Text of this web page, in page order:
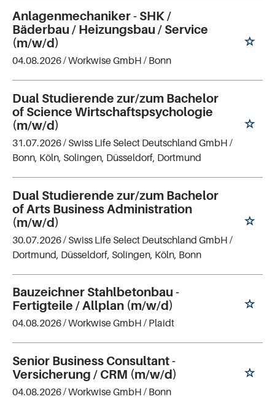
Anlagenmechaniker - SHK /
Bäderbau / Heizungsbau / Service
(m/w/d)
04.08.2026 /Workwise GmbH / Bonn
Dual Studierende zur/zum Bachelor
of Science Wirtschaftspsychologie
(m/w/d)
31.07.2026 / Swiss Life Select Deutschland GmbH /
Bonn, Köln, Solingen, Düsseldorf, Dortmund
Dual Studierende zur/zum Bachelor
of Arts Business Administration
(m/w/d)
30.07.2026 / Swiss Life Select Deutschland GmbH /
Dortmund, Düsseldorf, Solingen, Köln, Bonn
Bauzeichner Stahlbetonbau -
Fertigteile / Allplan (m/w/d)
04.08.2026 /Workwise GmbH / Plaidt
Senior Business Consultant -
Versicherung / CRM (m/w/d)
04.08.2026 /Workwise GmbH / Bonn